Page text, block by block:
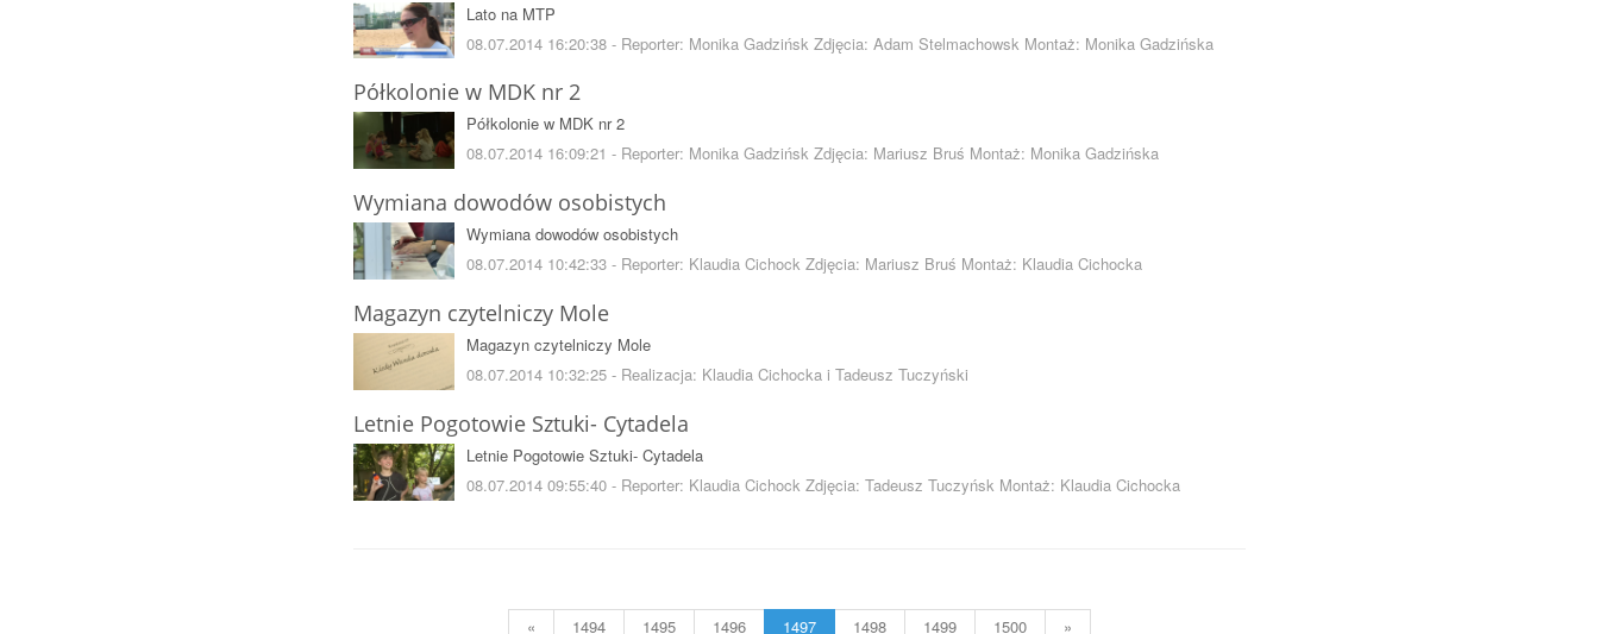
Lato na MTP
08.07.2014 16:20:38 - Reporter: Monika Gadzińsk Zdjęcia: Adam Stelmachowsk Montaż: Monika Gadzińska
Półkolonie w MDK nr 2
Półkolonie w MDK nr 2
08.07.2014 16:09:21 - Reporter: Monika Gadzińsk Zdjęcia: Mariusz Bruś Montaż: Monika Gadzińska
Wymiana dowodów osobistych
Wymiana dowodów osobistych
08.07.2014 10:42:33 - Reporter: Klaudia Cichock Zdjęcia: Mariusz Bruś Montaż: Klaudia Cichocka
Magazyn czytelniczy Mole
Magazyn czytelniczy Mole
08.07.2014 10:32:25 - Realizacja: Klaudia Cichocka i Tadeusz Tuczyński
Letnie Pogotowie Sztuki- Cytadela
Letnie Pogotowie Sztuki- Cytadela
08.07.2014 09:55:40 - Reporter: Klaudia Cichock Zdjęcia: Tadeusz Tuczyńsk Montaż: Klaudia Cichocka
« 1494 1495 1496 1497 1498 1499 1500 »